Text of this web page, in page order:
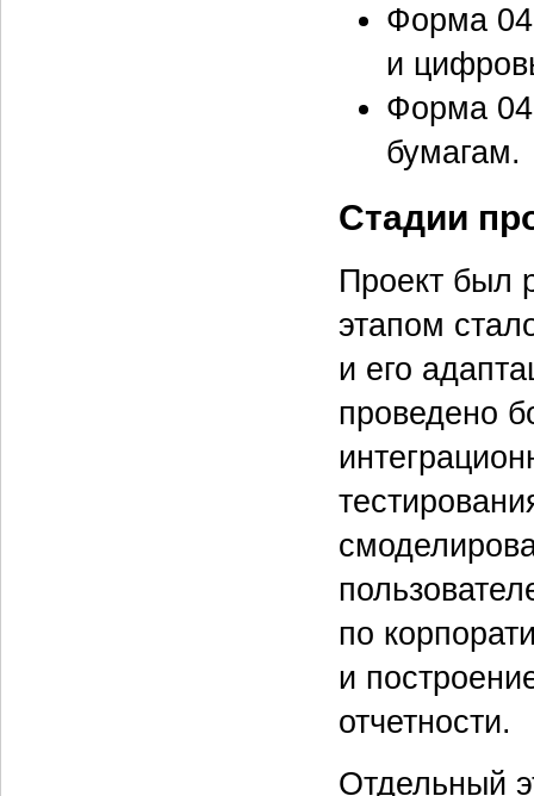
Форма
и
Форма
бумагам.
Стадии
Проект был
этапом
и его
проведено
по
и
отчетности.
Отдельный